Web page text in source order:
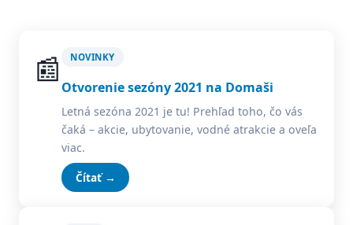
📰 NOVINKY
Otvorenie sezóny 2021 na Domaši
Letná sezóna 2021 je tu! Prehľad toho, čo vás
čaká – akcie, ubytovanie, vodné atrakcie a oveľa
viac.
Čítať →